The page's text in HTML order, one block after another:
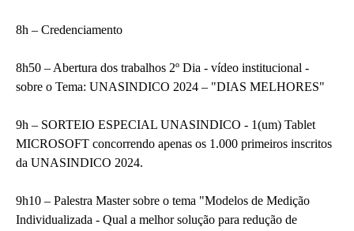
8h – Credenciamento
8h50 – Abertura dos trabalhos 2º Dia - vídeo institucional -
sobre o Tema: UNASINDICO 2024 – "DIAS MELHORES"
9h – SORTEIO ESPECIAL UNASINDICO - 1(um) Tablet
MICROSOFT concorrendo apenas os 1.000 primeiros inscritos
da UNASINDICO 2024.
9h10 – Palestra Master sobre o tema "Modelos de Medição
Individualizada - Qual a melhor solução para redução de